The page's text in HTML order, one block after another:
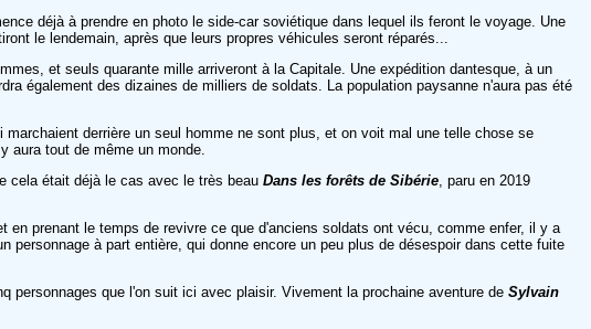
déjà à prendre en photo le side-car soviétique dans lequel ils feront le voyage. Une
le lendemain, après que leurs propres véhicules seront réparés...
et seuls quarante mille arriveront à la Capitale. Une expédition dantesque, à un
également des dizaines de milliers de soldats. La population paysanne n'aura pas été
derrière un seul homme ne sont plus, et on voit mal une telle chose se
aura tout de même un monde.
cela était déjà le cas avec le très beau Dans les forêts de Sibérie , paru en 2019
prenant le temps de revivre ce que d'anciens soldats ont vécu, comme enfer, il y a
à part entière, qui donne encore un peu plus de désespoir dans cette fuite
personnages que l'on suit ici avec plaisir. Vivement la prochaine aventure de Sylvain